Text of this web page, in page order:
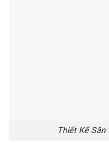
Thiết Kế Sân